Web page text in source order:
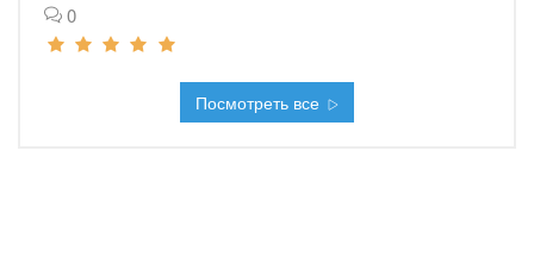
0
Посмотреть все